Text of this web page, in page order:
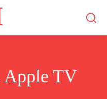
Apple TV